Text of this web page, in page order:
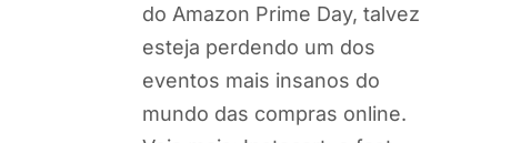
do Amazon Prime Day, talvez
esteja perdendo um dos
eventos mais insanos do
mundo das compras online.